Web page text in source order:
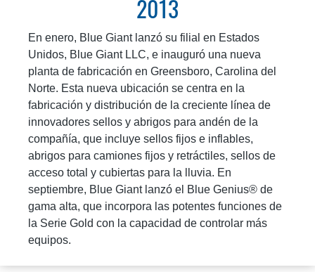
2013
En enero, Blue Giant lanzó su filial en Estados
Unidos, Blue Giant LLC, e inauguró una nueva
planta de fabricación en Greensboro, Carolina del
Norte. Esta nueva ubicación se centra en la
fabricación y distribución de la creciente línea de
innovadores sellos y abrigos para andén de la
compañía, que incluye sellos fijos e inflables,
abrigos para camiones fijos y retráctiles, sellos de
acceso total y cubiertas para la lluvia. En
septiembre, Blue Giant lanzó el Blue Genius® de
gama alta, que incorpora las potentes funciones de
la Serie Gold con la capacidad de controlar más
equipos.